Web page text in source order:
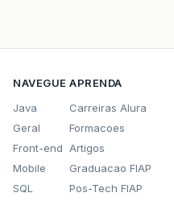
NAVEGUE
Java
Geral
Front-end
Mobile
SQL
APRENDA
Carreiras Alura
Formacoes
Artigos
Graduacao FIAP
Pos-Tech FIAP